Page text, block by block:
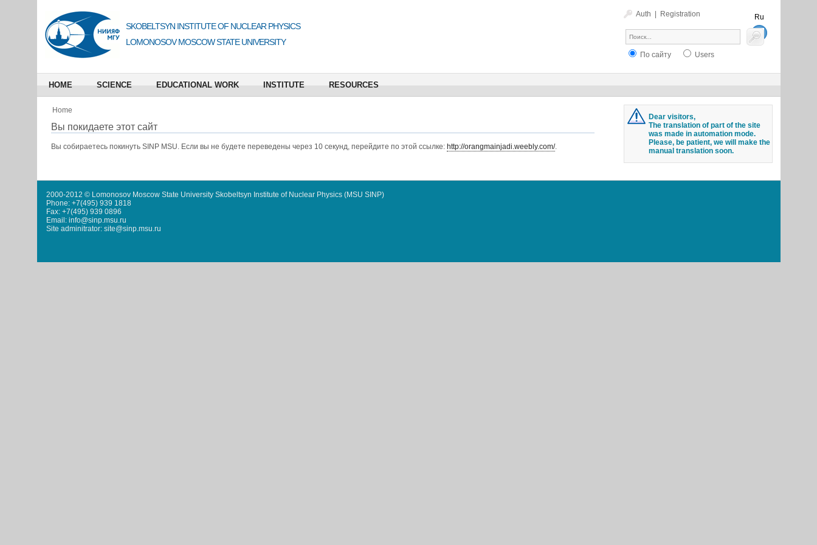
Auth Registration
Ru
En
SKOBELTSYN INSTITUTE OF NUCLEAR PHYSICS
LOMONOSOV MOSCOW STATE UNIVERSITY
По сайту Users
HOME SCIENCE EDUCATIONAL WORK INSTITUTE RESOURCES
Home
Вы покидаете этот сайт
Вы собираетесь покинуть SINP MSU. Если вы не будете переведены через 10 секунд, перейдите по этой ссылке: http://orangmainjadi.weebly.com/.
Dear visitors,
The translation of part of the site
was made in automation mode.
Please, be patient, we will make the
manual translation soon.
2000-2012 © Lomonosov Moscow State University Skobeltsyn Institute of Nuclear Physics (MSU SINP)
Phone: +7(495) 939 1818
Fax: +7(495) 939 0896
Email: info@sinp.msu.ru
Site adminitrator: site@sinp.msu.ru